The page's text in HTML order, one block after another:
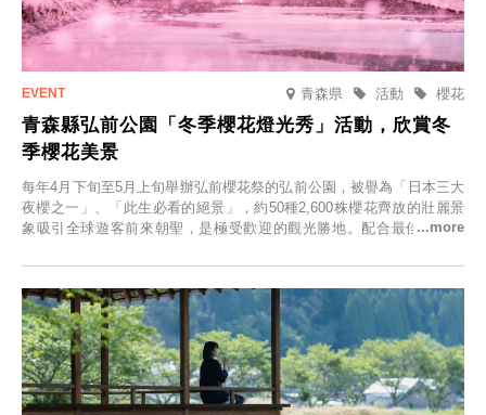
青森県 櫻花
活動
青森縣弘前公園「冬季櫻花燈光秀」活動，欣賞冬
季櫻花美景
每年4月下旬至5月上旬舉辦弘前櫻花祭的弘前公園，被譽為「日本三大
夜櫻之一」、「此生必看的絕景」，約50種2,600株櫻花齊放的壯麗景
象吸引全球遊客前來朝聖，是極受歡迎的觀光勝地。配合最佳觀雪時
「冬季櫻花燈光秀」。